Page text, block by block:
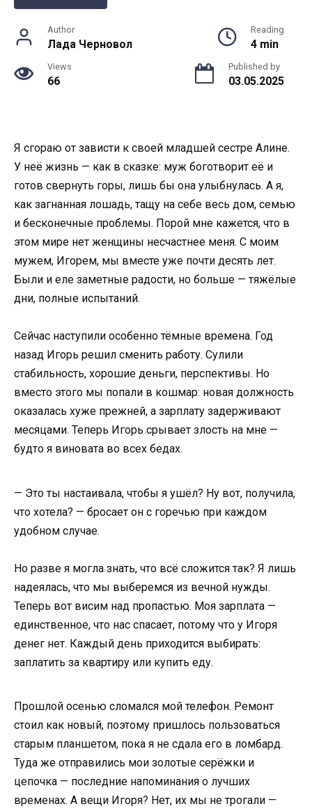
Author
Лада Черновол
Reading
4 min
Views
66
Published by
03.05.2025
Я сгораю от зависти к своей младшей сестре Алине.
У неё жизнь — как в сказке: муж боготворит её и
готов свернуть горы, лишь бы она улыбнулась. А я,
как загнанная лошадь, тащу на себе весь дом, семью
и бесконечные проблемы. Порой мне кажется, что в
этом мире нет женщины несчастнее меня. С моим
мужем, Игорем, мы вместе уже почти десять лет.
Были и еле заметные радости, но больше — тяжёлые
дни, полные испытаний.
Сейчас наступили особенно тёмные времена. Год
назад Игорь решил сменить работу. Сулили
стабильность, хорошие деньги, перспективы. Но
вместо этого мы попали в кошмар: новая должность
оказалась хуже прежней, а зарплату задерживают
месяцами. Теперь Игорь срывает злость на мне —
будто я виновата во всех бедах.
— Это ты настаивала, чтобы я ушёл? Ну вот, получила,
что хотела? — бросает он с горечью при каждом
удобном случае.
Но разве я могла знать, что всё сложится так? Я лишь
надеялась, что мы выберемся из вечной нужды.
Теперь вот висим над пропастью. Моя зарплата —
единственное, что нас спасает, потому что у Игоря
денег нет. Каждый день приходится выбирать:
заплатить за квартиру или купить еду.
Прошлой осенью сломался мой телефон. Ремонт
стоил как новый, поэтому пришлось пользоваться
старым планшетом, пока я не сдала его в ломбард.
Туда же отправились мои золотые серёжки и
цепочка — последние напоминания о лучших
временах. А вещи Игоря? Нет, их мы не трогали —